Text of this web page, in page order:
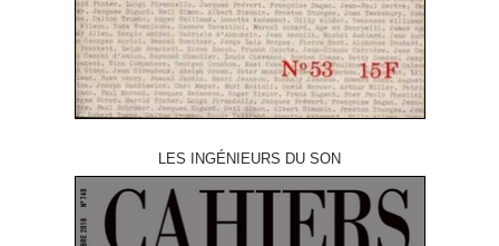
LES INGÉNIEURS DU SON